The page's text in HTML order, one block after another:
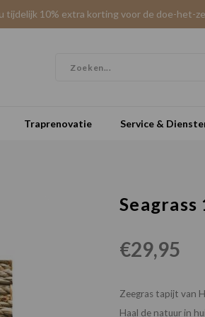
tijdelijk 10% extra korting voor de doe-het-
Traprenovatie Service &
€29,95
Zeegras tapijt van
Haal de natuur in